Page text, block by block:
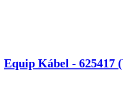
Equip Kábel - 625417